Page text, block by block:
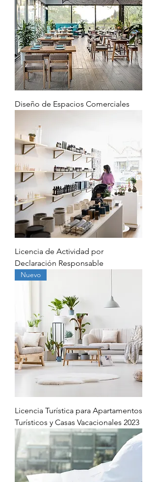
Diseño de Espacios Comerciales
Licencia de Actividad por
Declaración Responsable
Nuevo
Licencia Turística para Apartamentos
Turísticos y Casas Vacacionales 2023